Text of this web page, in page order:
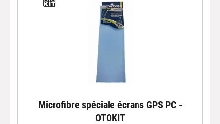
Microfibre spéciale écrans GPS PC -
OTOKIT